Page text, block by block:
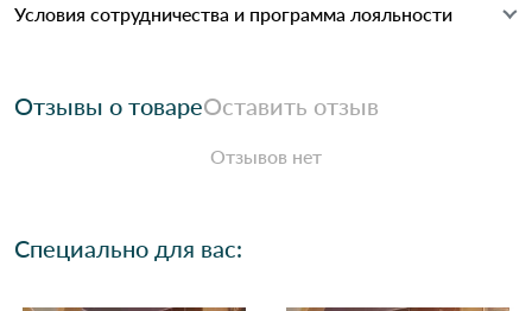
Условия сотрудничества и программа лояльности
Отзывы о товареОставить отзыв
Отзывов нет
Специально для вас: